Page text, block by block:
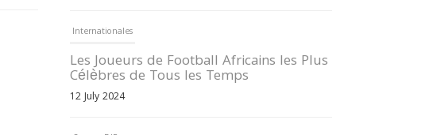
Internationales
Les Joueurs de Football Africains les Plus
Célèbres de Tous les Temps
12 July 2024